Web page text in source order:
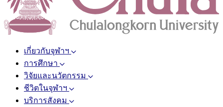
เกี่ยวกับจุฬาฯ
การศึกษา
วิจัยและนวัตกรรม
ชีวิตในจุฬาฯ
บริการสังคม